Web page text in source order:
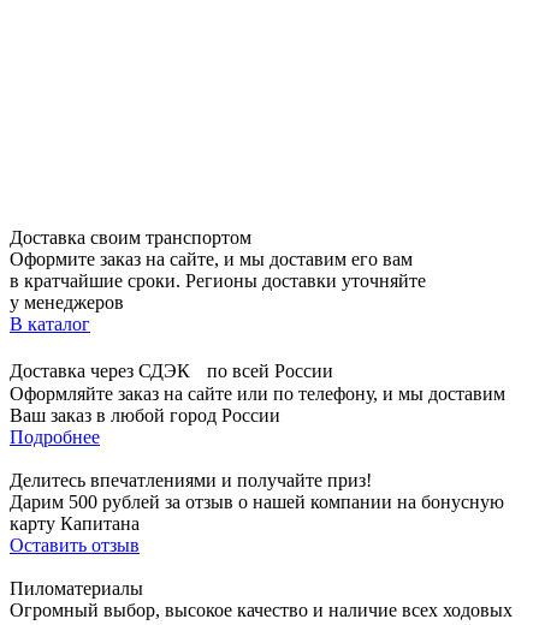
Доставка своим транспортом
Оформите заказ на сайте, и мы доставим его вам
в кратчайшие сроки. Регионы доставки уточняйте
у менеджеров
В каталог
Доставка через СДЭК по всей России
Оформляйте заказ на сайте или по телефону, и мы доставим
Ваш заказ в любой город России
Подробнее
Делитесь впечатлениями и получайте приз!
Дарим 500 рублей за отзыв о нашей компании на бонусную
карту Капитана
Оставить отзыв
Пиломатериалы
Огромный выбор, высокое качество и наличие всех ходовых